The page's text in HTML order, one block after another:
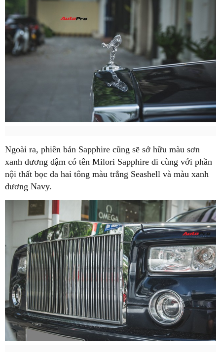
Ngoài ra, phiên bản Sapphire cũng sẽ sở hữu màu sơn
xanh dương đậm có tên Milori Sapphire đi cùng với phần
nội thất bọc da hai tông màu trắng Seashell và màu xanh
dương Navy.